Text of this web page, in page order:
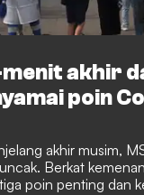
akhir
poin
akhir musim,
Berkat
poin penting dan